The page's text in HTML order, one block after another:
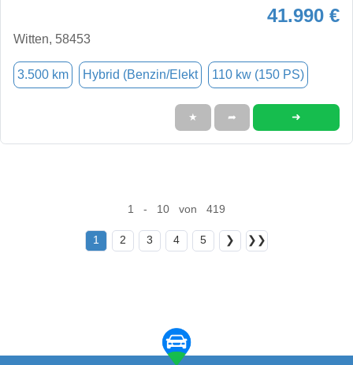
41.990 €
Witten, 58453
3.500 km Hybrid (Benzin/Elekt 110 kw (150 PS)
★ ➦ ➜
1 - 10 von 419
1 2 3 4 5 ❯ ❯❯